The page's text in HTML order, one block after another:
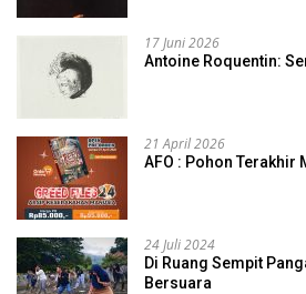
17 Juni 2026
Antoine Roquentin:
21 April 2026
AFO : Pohon Terakhir
24 Juli 2024
Di Ruang Sempit
Bersuara